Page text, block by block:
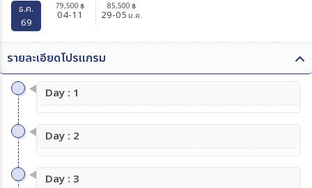
ธ.ค.
69
79,500 ฿
04-11
85,500 ฿
29-05 ม.ค.
รายละเอียดโปรแกรม
Day : 1
Day : 2
Day : 3